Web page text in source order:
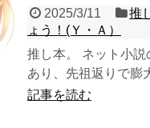
2025/3/11
推
ょう！(Ｙ・Ａ）
推し本。 ネット小
あり、先祖返りで膨
記事を読む